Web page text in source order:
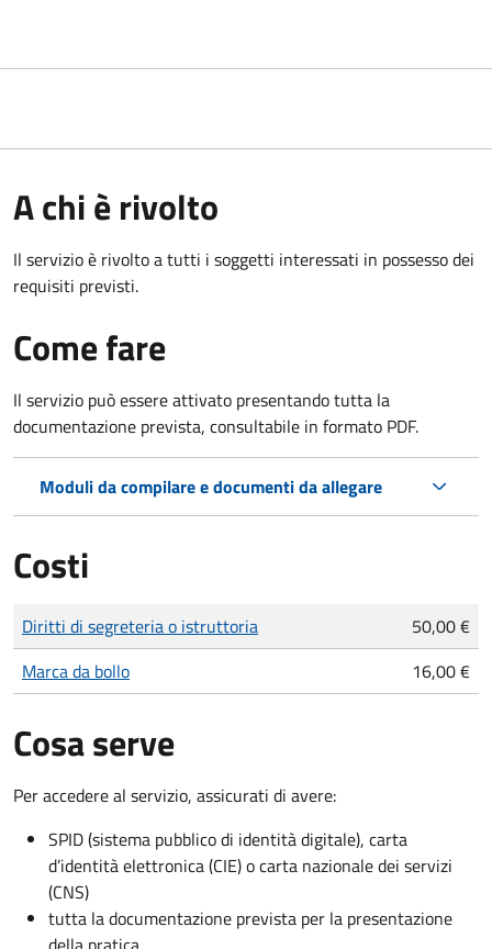
A chi è rivolto
Il servizio è rivolto a tutti i soggetti interessati in possesso dei
requisiti previsti.
Come fare
Il servizio può essere attivato presentando tutta la
documentazione prevista, consultabile in formato PDF.
Moduli da compilare e documenti da allegare
Costi
Tipo di pagamento
Importo
Diritti di segreteria o istruttoria
50,00 €
Marca da bollo
16,00 €
Cosa serve
Per accedere al servizio, assicurati di avere:
SPID (sistema pubblico di identità digitale), carta
d’identità elettronica (CIE) o carta nazionale dei servizi
(CNS)
tutta la documentazione prevista per la presentazione